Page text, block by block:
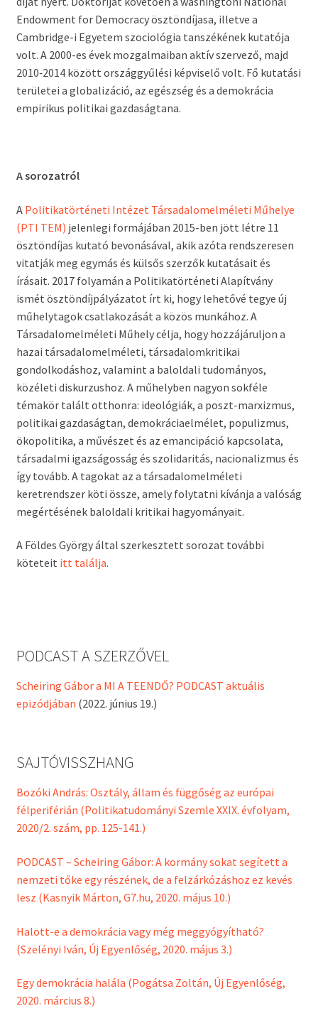
Endowment for Democracy ösztöndíjasa, illetve a
Cambridge-i Egyetem szociológia tanszékének kutatója
volt. A 2000-es évek mozgalmaiban aktív szervező, majd
2010‑2014 között országgyűlési képviselő volt. Fő kutatási
területei a globalizáció, az egészség és a demokrácia
empirikus politikai gazdaságtana.
A sorozatról
A Politikatörténeti Intézet Társadalomelméleti Műhelye
(PTI TEM) jelenlegi formájában 2015-ben jött létre 11
ösztöndíjas kutató bevonásával, akik azóta rendszeresen
vitatják meg egymás és külsős szerzők kutatásait és
írásait. 2017 folyamán a Politikatörténeti Alapítvány
ismét ösztöndíjpályázatot írt ki, hogy lehetővé tegye új
műhelytagok csatlakozását a közös munkához. A
Társadalomelméleti Műhely célja, hogy hozzájáruljon a
hazai társadalomelméleti, társadalomkritikai
gondolkodáshoz, valamint a baloldali tudományos,
közéleti diskurzushoz. A műhelyben nagyon sokféle
témakör talált otthonra: ideológiák, a poszt-marxizmus,
politikai gazdaságtan, demokráciaelmélet, populizmus,
ökopolitika, a művészet és az emancipáció kapcsolata,
társadalmi igazságosság és szolidaritás, nacionalizmus és
így tovább. A tagokat az a társadalomelméleti
keretrendszer köti össze, amely folytatni kívánja a valóság
megértésének baloldali kritikai hagyományait.
A Földes György által szerkesztett sorozat további
köteteit itt találja.
PODCAST A SZERZŐVEL
Scheiring Gábor a MI A TEENDŐ? PODCAST aktuális
epizódjában (2022. június 19.)
SAJTÓVISSZHANG
Bozóki András: Osztály, állam és függőség az európai
félperiférián (Politikatudományi Szemle XXIX. évfolyam,
2020/2. szám, pp. 125-141.)
PODCAST – Scheiring Gábor: A kormány sokat segített a
nemzeti tőke egy részének, de a felzárkózáshoz ez kevés
lesz (Kasnyik Márton, G7.hu, 2020. május 10.)
Halott-e a demokrácia vagy még meggyógyítható?
(Szelényi Iván, Új Egyenlőség, 2020. május 3.)
Egy demokrácia halála (Pogátsa Zoltán, Új Egyenlőség,
2020. március 8.)